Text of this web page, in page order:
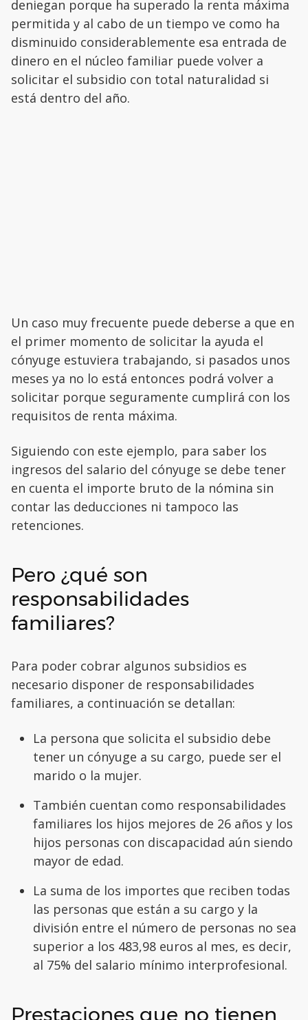
deniegan porque ha superado la renta máxima
permitida y al cabo de un tiempo ve como ha
disminuido considerablemente esa entrada de
dinero en el núcleo familiar puede volver a
solicitar el subsidio con total naturalidad si
está dentro del año.
Un caso muy frecuente puede deberse a que en
el primer momento de solicitar la ayuda el
cónyuge estuviera trabajando, si pasados unos
meses ya no lo está entonces podrá volver a
solicitar porque seguramente cumplirá con los
requisitos de renta máxima.
Siguiendo con este ejemplo, para saber los
ingresos del salario del cónyuge se debe tener
en cuenta el importe bruto de la nómina sin
contar las deducciones ni tampoco las
retenciones.
Pero ¿qué son
responsabilidades
familiares?
Para poder cobrar algunos subsidios es
necesario disponer de responsabilidades
familiares, a continuación se detallan:
La persona que solicita el subsidio debe
tener un cónyuge a su cargo, puede ser el
marido o la mujer.
También cuentan como responsabilidades
familiares los hijos mejores de 26 años y los
hijos personas con discapacidad aún siendo
mayor de edad.
La suma de los importes que reciben todas
las personas que están a su cargo y la
división entre el número de personas no sea
superior a los 483,98 euros al mes, es decir,
al 75% del salario mínimo interprofesional.
Prestaciones que no tienen